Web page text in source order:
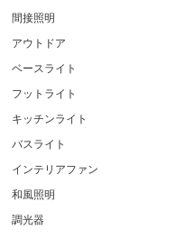
間接照明
アウトドア
ベースライト
フットライト
キッチンライト
バスライト
インテリアファン
和風照明
調光器